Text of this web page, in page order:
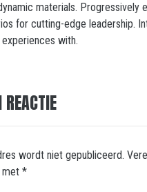
materials. Progressively
for cutting-edge leadership.
with.
REACTIE
wordt niet gepubliceerd.
met *